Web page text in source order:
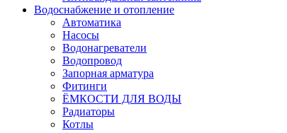
Водоснабжение и отопление
Автоматика
Насосы
Водонагреватели
Водопровод
Запорная арматура
Фитинги
ЁМКОСТИ ДЛЯ ВОДЫ
Радиаторы
Котлы